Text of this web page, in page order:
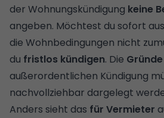
der Wohnungskündigung keine
angeben. Möchtest du sofort
die Wohnbedingungen nicht
du fristlos kündigen. Die Gründe
außerordentlichen Kündigung
nachvollziehbar dargelegt
Anders sieht das für Vermieter